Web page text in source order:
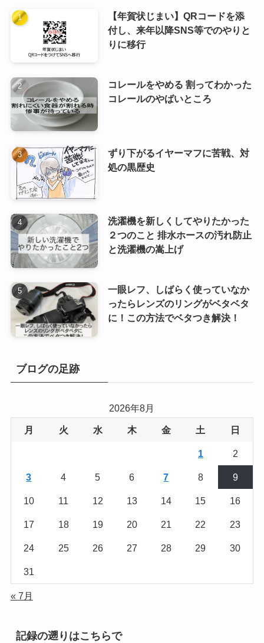
【年賀状じまい】QRコードを添
付し、来年以降SNS等でのやりと
りに移行
コレールをやめる 割ってわかった
コレールのやばいところ
ずり下がるイヤーマフに苦戦、対
処の黒歴史
洗濯機を新しくしてやりたかった
２つのこと 排水ホースの汚れ防止
と洗濯機の嵩上げ
一眼レフ、しばらく使っていなか
ったらレンズのリングがベタベタ
に！この方法でベタつき解決！
ブログの足跡
2026年8月
月 火 水 木 金 土 日
1 2
3 4 5 6 7 8 9
10 11 12 13 14 15 16
17 18 19 20 21 22 23
24 25 26 27 28 29 30
31
« 7月
記録の遡りはこちらで